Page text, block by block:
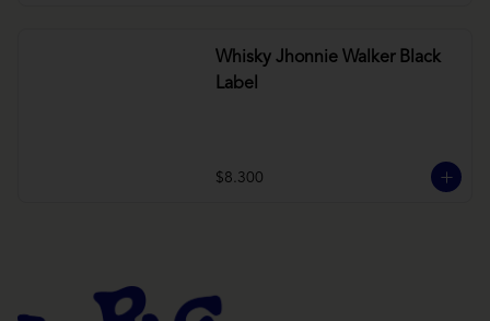
Whisky Jhonnie Walker Black
Label
$8.300